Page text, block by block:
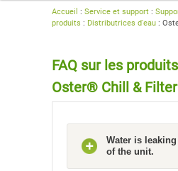
Accueil : Service et support :
produits : Distributrices d'eau :
FAQ sur les produits
Oster® Chill & Filter
Water is
of the unit.